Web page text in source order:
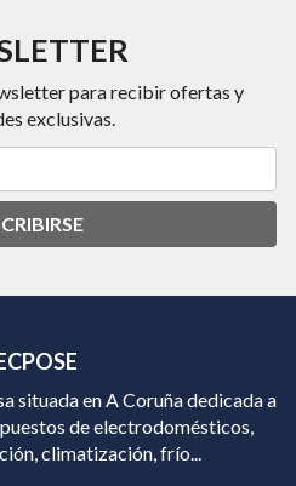
para recibir ofertas y
exclusivas.
situada en A Coruña dedicada a
de electrodomésticos,
climatización, frío...